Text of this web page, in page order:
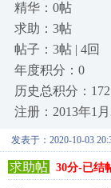
精华：0帖
求助：3帖
帖子：3帖 | 4回
年度积分：0
历史总积分：172
注册：2013年1月
发表于：2020-10-03
求助帖 30分-已结